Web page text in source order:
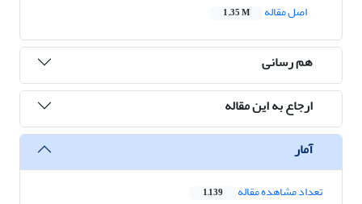
اصل مقاله
1.35 M
هم رسانی
ارجاع به این مقاله
آمار
تعداد مشاهده مقاله 1,139